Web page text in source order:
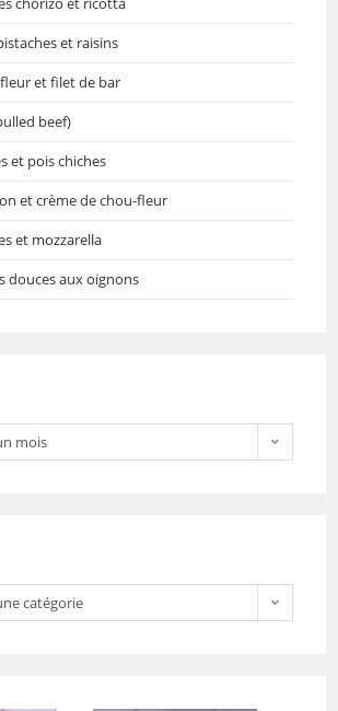
et raisins
et filet de bar
beef)
et pois chiches
et crème de chou-fleur
et mozzarella
douces aux oignons
mois
catégorie